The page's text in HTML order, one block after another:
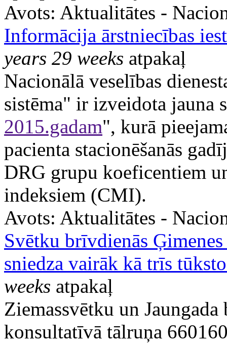
Avots: Aktualitātes -
Informācija ārstniecības
years 29 weeks atpakaļ
Nacionālā veselības
sistēma" ir izveidota jauna
2015.gadam", kurā
pacienta stacionēšanās
DRG grupu koeficentiem
indeksiem (CMI).
Avots: Aktualitātes -
Svētku brīvdienās
sniedza vairāk kā trīs
weeks atpakaļ
Ziemassvētku un
konsultatīvā tālruņa